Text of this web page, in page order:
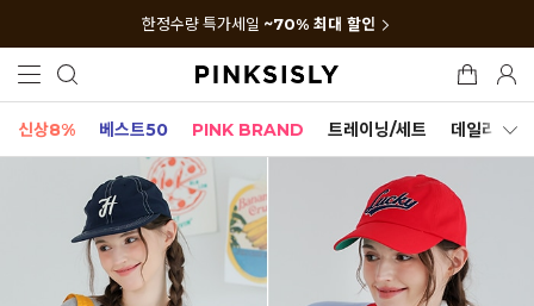
한정수량 특가세일 ~70% 최대 할인
신상8% 베스트50 PINK BRAND 트레이닝/세트 데일리세트